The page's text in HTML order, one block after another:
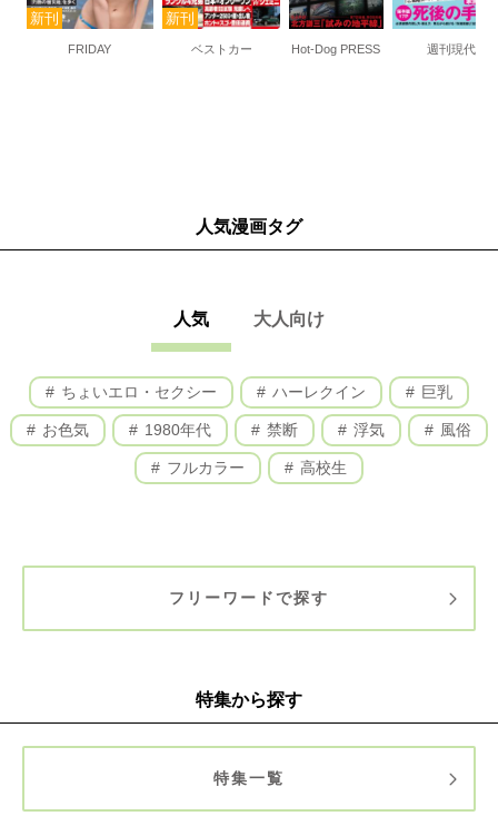
FRIDAY ベストカー Hot-Dog PRESS 週刊現代
人気漫画タグ
人気 大人向け
ちょいエロ・セクシー ハーレクイン 巨乳
お色気 1980年代 禁断 浮気 風俗
フルカラー 高校生
フリーワードで探す
特集から探す
特集一覧